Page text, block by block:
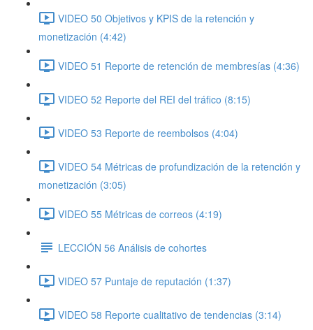
VIDEO 50 Objetivos y KPIS de la retención y
monetización (4:42)
VIDEO 51 Reporte de retención de membresías (4:36)
VIDEO 52 Reporte del REI del tráfico (8:15)
VIDEO 53 Reporte de reembolsos (4:04)
VIDEO 54 Métricas de profundización de la retención y
monetización (3:05)
VIDEO 55 Métricas de correos (4:19)
LECCIÓN 56 Análisis de cohortes
VIDEO 57 Puntaje de reputación (1:37)
VIDEO 58 Reporte cualitativo de tendencias (3:14)